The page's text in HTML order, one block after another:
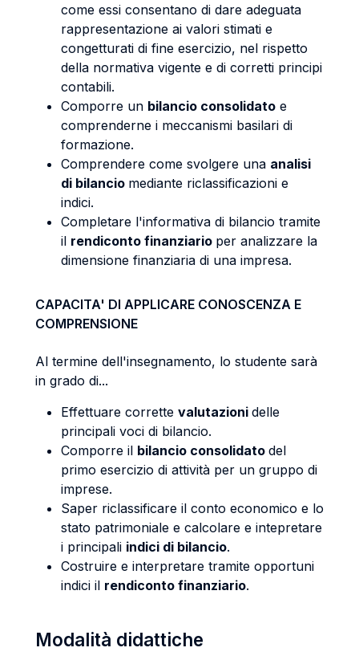
come essi consentano di dare adeguata
rappresentazione ai valori stimati e
congetturati di fine esercizio, nel rispetto
della normativa vigente e di corretti principi
contabili.
Comporre un bilancio consolidato e
comprenderne i meccanismi basilari di
formazione.
Comprendere come svolgere una analisi
di bilancio mediante riclassificazioni e
indici.
Completare l'informativa di bilancio tramite
il rendiconto finanziario per analizzare la
dimensione finanziaria di una impresa.
CAPACITA' DI APPLICARE CONOSCENZA E
COMPRENSIONE
Al termine dell'insegnamento, lo studente sarà
in grado di...
Effettuare corrette valutazioni delle
principali voci di bilancio.
Comporre il bilancio consolidato del
primo esercizio di attività per un gruppo di
imprese.
Saper riclassificare il conto economico e lo
stato patrimoniale e calcolare e intepretare
i principali indici di bilancio.
Costruire e interpretare tramite opportuni
indici il rendiconto finanziario.
Modalità didattiche